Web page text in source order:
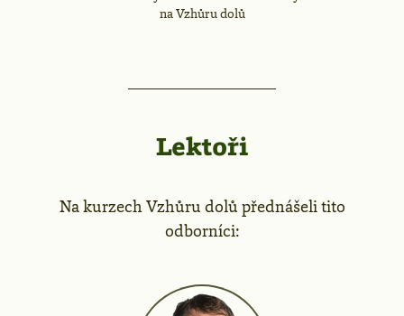
na Vzhůru dolů
Lektoři
Na kurzech Vzhůru dolů přednášeli tito
odborníci: